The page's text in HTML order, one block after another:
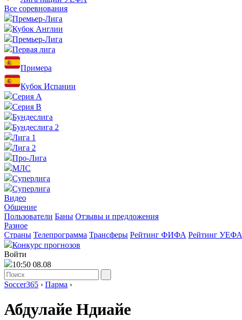
Все соревнования
Премьер-Лига
Кубок Англии
Премьер-Лига
Первая лига
Примера
Кубок Испании
Серия А
Серия B
Бундеслига
Бундеслига 2
Лига 1
Лига 2
Про-Лига
МЛС
Суперлига
Суперлига
Видео
Общение
Пользователи Баны Отзывы и предложения
Разное
Страны Телепрограмма Трансферы Рейтинг ФИФА Рейтинг УЕФА
Конкурс прогнозов
Войти
10:50 08.08
Soccer365 › Парма ›
Абдулайе Ндиайе